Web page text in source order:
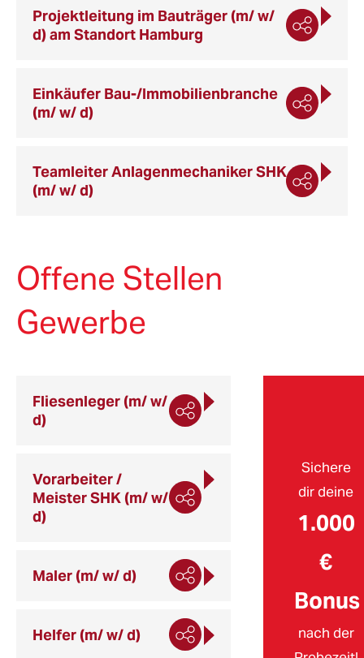
Projektleitung im Bauträger (m/ w/
d) am Standort Hamburg
Einkäufer Bau-/Immobilienbranche
(m/ w/ d)
Teamleiter Anlagenmechaniker SHK
(m/ w/ d)
Offene Stellen
Gewerbe
Fliesenleger (m/ w/
d)
Vorarbeiter /
Meister SHK (m/ w/
d)
Maler (m/ w/ d)
Helfer (m/ w/ d)
Sichere
dir deine
1.000
€
Bonus
nach der